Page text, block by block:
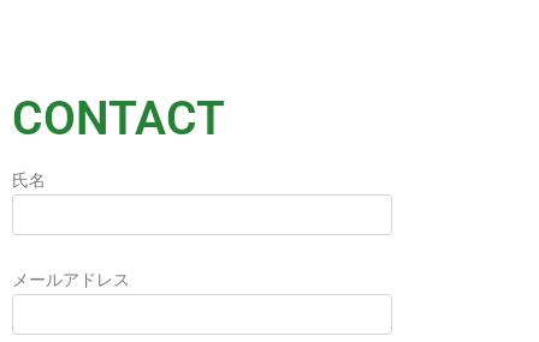
CONTACT
氏名
メールアドレス